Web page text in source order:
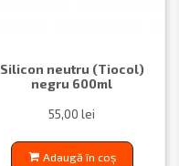
Silicon neutru (Tiocol)
negru 600ml
55,00 lei
Adaugă în coș